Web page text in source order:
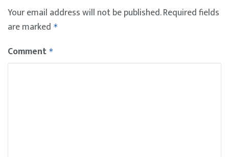
Your email address will not be published.Required fields
are marked *
Comment *